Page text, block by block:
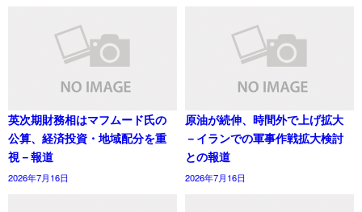
英次期財務相はマフムード氏の
公算、経済投資・地域配分を重
視－報道
2026年7月16日
原油が続伸、時間外で上げ拡大
－イランでの軍事作戦拡大検討
との報道
2026年7月16日